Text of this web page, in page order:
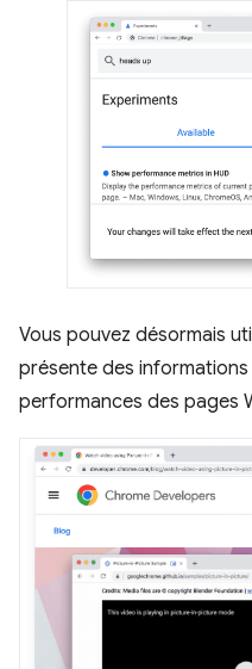
Vous pouvez désormais
présente des
performances des pages